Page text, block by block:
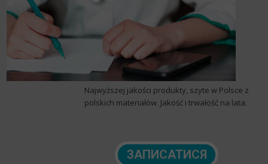
Najwyższej jakości produkty, szyte w Polsce z
polskich materiałów. Jakość i trwałość na lata.
ЗАПИСАТИСЯ